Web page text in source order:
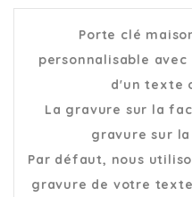
Porte clé
personnalisable
d'un texte
La gravure sur la
gravure sur
Par défaut, nous
gravure de votre